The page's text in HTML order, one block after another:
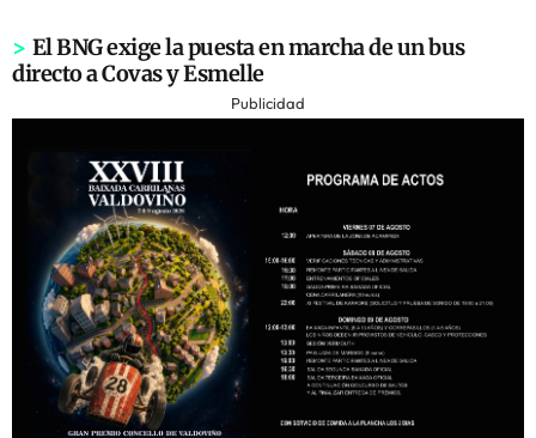
> El BNG exige la puesta en marcha de un bus
directo a Covas y Esmelle
Publicidad